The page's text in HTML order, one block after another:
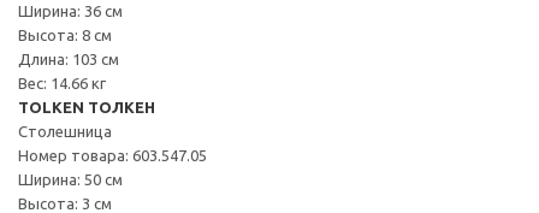
Ширина: 36 см
Высота: 8 см
Длина: 103 см
Вес: 14.66 кг
TOLKEN ТОЛКЕН
Столешница
Номер товара: 603.547.05
Ширина: 50 см
Высота: 3 см